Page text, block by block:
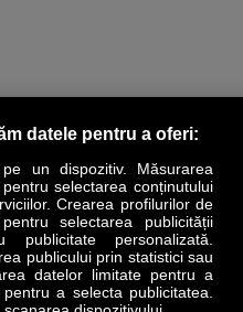
LIFESTYLE SPECIAL OPINII
Revista Business Magazin
datele pentru a oferi:
un dispozitiv. Măsurarea
selectarea conținutului
Crearea profilurilor de
selectarea publicității
publicitate personalizată.
publicului prin statistici sau
datelor limitate pentru a
a selecta publicitatea.